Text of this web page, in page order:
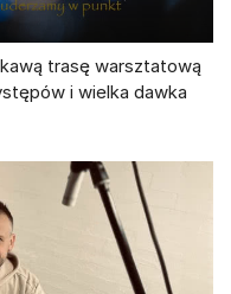
trasę warsztatową
i wielka dawka